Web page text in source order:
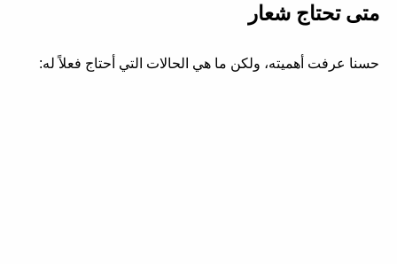
متى تحتاج شعار
حسنا عرفت أهميته، ولكن ما هي الحالات التي أحتاج فعلاً له: